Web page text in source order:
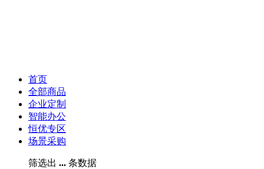
首页
全部商品
企业定制
智能办公
恒优专区
场景采购
筛选出 ... 条数据